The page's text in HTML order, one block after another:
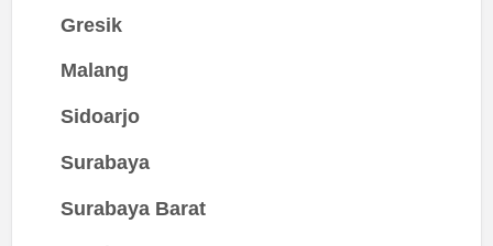
Gresik
Malang
Sidoarjo
Surabaya
Surabaya Barat